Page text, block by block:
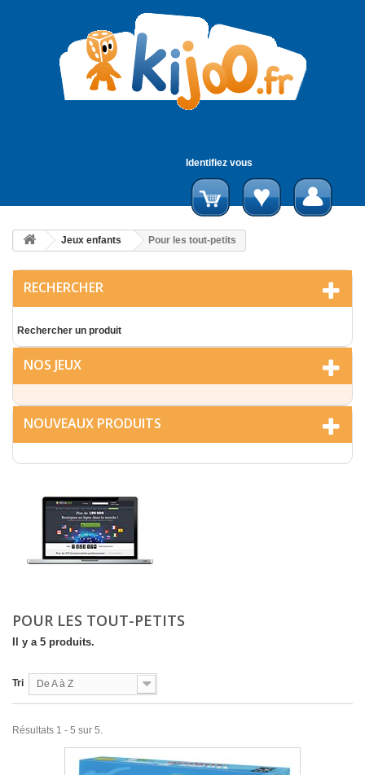
Identifiez vous
Jeux enfants Pour les tout-petits
RECHERCHER
Rechercher un produit
NOS JEUX
NOUVEAUX PRODUITS
POUR LES TOUT-PETITS
Il y a 5 produits.
Tri De A à Z
Résultats 1 - 5 sur 5.